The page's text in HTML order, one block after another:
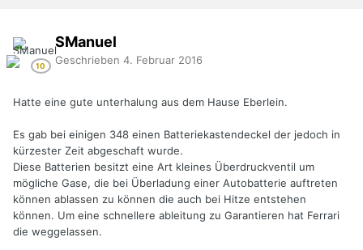
SManuel
Geschrieben 4. Februar 2016
Hatte eine gute unterhalung aus dem Hause Eberlein.
Es gab bei einigen 348 einen Batteriekastendeckel der jedoch in
kürzester Zeit abgeschaft wurde.
Diese Batterien besitzt eine Art kleines Überdruckventil um
mögliche Gase, die bei Überladung einer Autobatterie auftreten
können ablassen zu können die auch bei Hitze entstehen
können. Um eine schnellere ableitung zu Garantieren hat Ferrari
die weggelassen.